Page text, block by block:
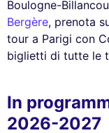
Boulogne-
Bergère, prenota
tour a Parigi con
biglietti di tutte le
In
2026-2027